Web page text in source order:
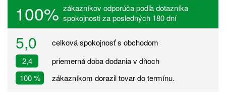
100% zákazníkov odporúča podľa dotazníka
spokojnosti za posledných 180 dní
5,0
celková spokojnosť s obchodom
2,4
priemerná doba dodania v dňoch
100 %
zákazníkom dorazil tovar do termínu.